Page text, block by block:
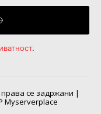
.
се задржани |
Myserverplace